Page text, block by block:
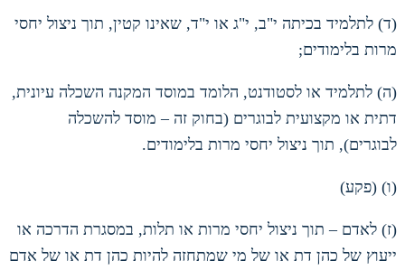
(ד) לתלמיד בכיתה י"ב, י"ג או י"ד, שאינו קטין, תוך ניצול יחסי
מרות בלימודים;
(ה) לתלמיד או לסטודנט, הלומד במוסד המקנה השכלה עיונית,
דתית או מקצועית לבוגרים (בחוק זה – מוסד להשכלה
לבוגרים), תוך ניצול יחסי מרות בלימודים.
(ו) (פקע)
(ז) לאדם – תוך ניצול יחסי מרות או תלות, במסגרת הדרכה או
ייעוץ של כהן דת או של מי שמתחזה להיות כהן דת או של אדם